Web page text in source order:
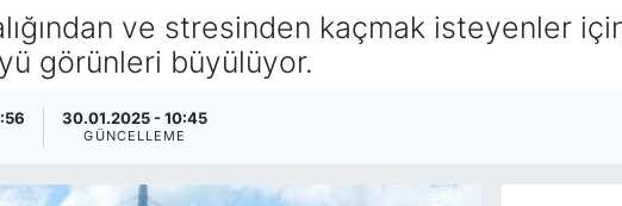
ve stresinden kaçmak isteyenler
görünleri büyülüyor.
30.01.2025 - 10:45
GÜNCELLEME